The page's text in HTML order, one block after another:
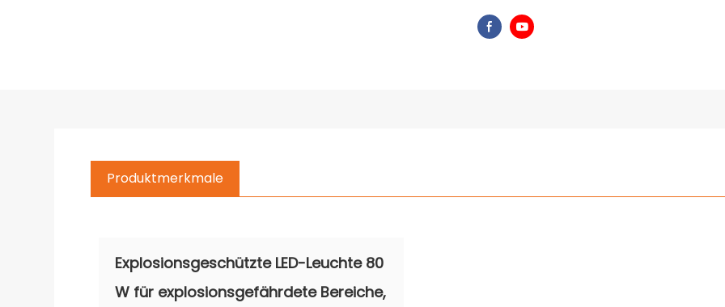
Produktmerkmale
Explosionsgeschützte LED-Leuchte 80
W für explosionsgefährdete Bereiche,